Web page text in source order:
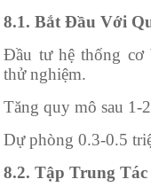
8.1. Bắt Đầu Với
Đầu tư hệ thống
thử nghiệm.
Tăng quy mô sau 1-
Dự phòng 0.3-0.5
8.2. Tập Trung